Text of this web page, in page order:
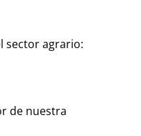
sector agrario:
de nuestra